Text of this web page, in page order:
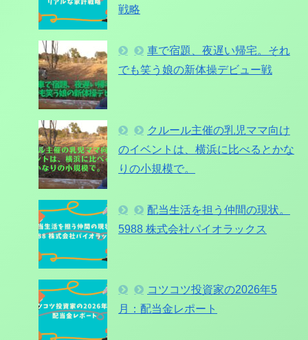
戦略
車で宿題、夜遅い帰宅。それ
でも笑う娘の新体操デビュー戦
クルール主催の乳児ママ向け
のイベントは、横浜に比べるとかな
りの小規模で。
配当生活を担う仲間の現状。
5988 株式会社パイオラックス
コツコツ投資家の2026年5
月：配当金レポート